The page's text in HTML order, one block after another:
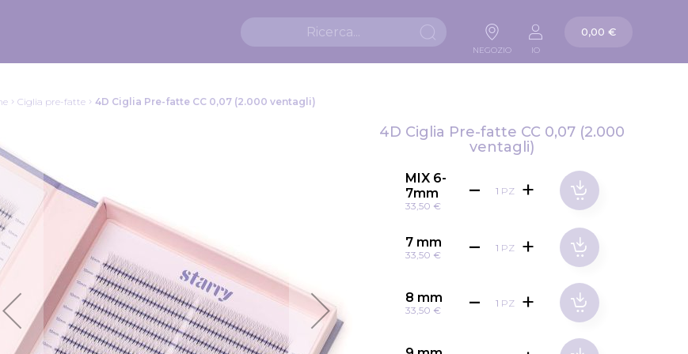
NEGOZIO IO
La mia carta
0,00 €
4D Ciglia Pre-fatte CC 0,07 (2.000
ventagli)
Ciglia pre-fatte 4D Ciglia Pre-fatte CC 0,07 (2.000 ventagli)
MIX 6-
7mm
33,50 €
PZ
7 mm
33,50 €
PZ
8 mm
33,50 €
PZ